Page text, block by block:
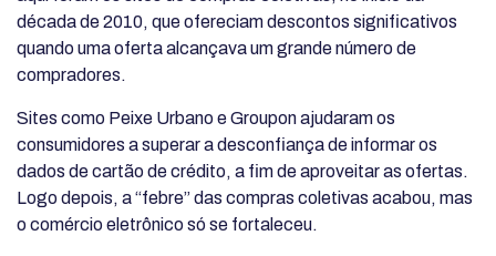
década de 2010, que ofereciam descontos significativos
quando uma oferta alcançava um grande número de
compradores.
Sites como Peixe Urbano e Groupon ajudaram os
consumidores a superar a desconfiança de informar os
dados de cartão de crédito, a fim de aproveitar as ofertas.
Logo depois, a “febre” das compras coletivas acabou, mas
o comércio eletrônico só se fortaleceu.